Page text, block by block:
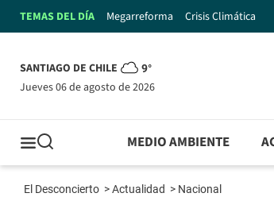
TEMAS DEL DÍA Megarreforma Crisis Climática
SANTIAGO DE CHILE 9°
jueves 06 de agosto de 2026
MEDIO AMBIENTE
El Desconcierto >Actualidad > Nacional